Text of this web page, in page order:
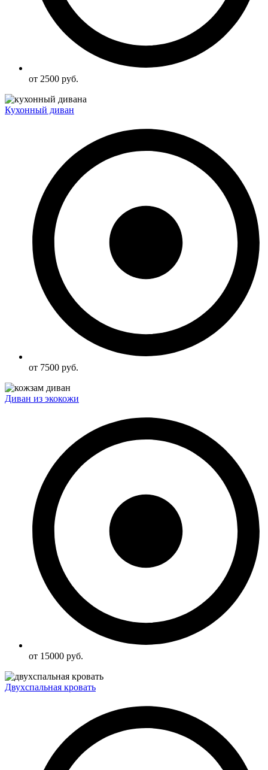
от 2500 руб.
Кухонный диван
от 7500 руб.
Диван из экокожи
от 15000 руб.
Двухспальная кровать